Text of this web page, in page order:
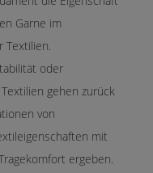
Garne im
Textilien.
oder
gehen zurück
von
mit
ergeben.